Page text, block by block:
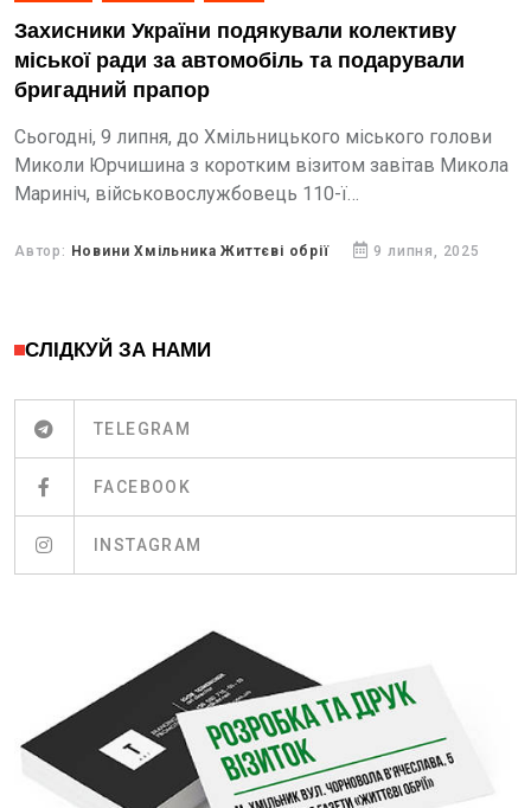
Захисники України подякували колективу
міської ради за автомобіль та подарували
бригадний прапор
Сьогодні, 9 липня, до Хмільницького міського голови
Миколи Юрчишина з коротким візитом завітав Микола
Мариніч, військовослужбовець 110-ї
хорунжого Марка Безручка.
Автор: Новини Хмільника Життєві обрії 9 липня, 2025
СЛІДКУЙ ЗА НАМИ
TELEGRAM
FACEBOOK
INSTAGRAM